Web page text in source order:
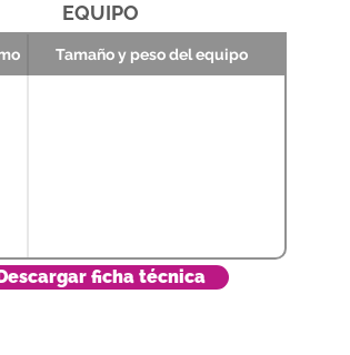
EQUIPO
Tamaño y peso del equipo
ficha técnica